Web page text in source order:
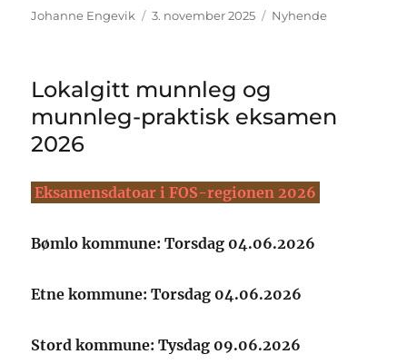
Johanne Engevik 3. november 2025 Nyhende
Lokalgitt munnleg og
munnleg-praktisk eksamen
2026
Eksamensdatoar i FOS-regionen 2026
Bømlo kommune: Torsdag 04.06.2026
Etne kommune: Torsdag 04.06.2026
Stord kommune: Tysdag 09.06.2026